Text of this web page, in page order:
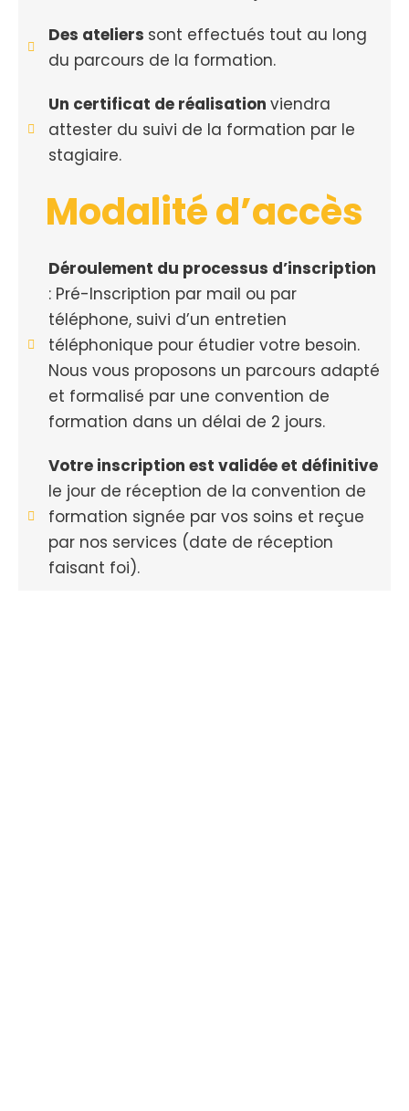
Des ateliers sont effectués tout au long
du parcours de la formation.
Un certificat de réalisation viendra
attester du suivi de la formation par le
stagiaire.
Modalité d’accès
Déroulement du processus d’inscription
: Pré-Inscription par mail ou par
téléphone, suivi d’un entretien
téléphonique pour étudier votre besoin.
Nous vous proposons un parcours adapté
et formalisé par une convention de
formation dans un délai de 2 jours.
Votre inscription est validée et définitive
le jour de réception de la convention de
formation signée par vos soins et reçue
par nos services (date de réception
faisant foi).